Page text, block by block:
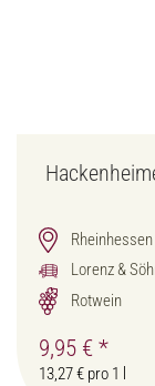
Rheinhessen
Lorenz &
Rotwein
9,95 € *
13,27 € pro 1 l